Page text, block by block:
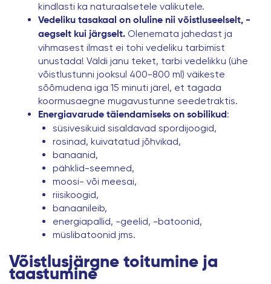
kindlasti ka naturaalsetele valikutele.
Vedeliku tasakaal on oluline nii võistluseelselt, -
aegselt kui järgselt. Olenemata jahedast ja
vihmasest ilmast ei tohi vedeliku tarbimist
unustada! Väldi janu teket, tarbi vedelikku (ühe
võistlustunni jooksul 400-800 ml) väikeste
sõõmudena iga 15 minuti järel, et tagada
koormusaegne mugavustunne seedetraktis.
Energiavarude täiendamiseks on sobilikud:
süsivesikuid sisaldavad spordijoogid,
rosinad, kuivatatud jõhvikad,
banaanid,
pähklid-seemned,
moosi- või meesai,
riisikoogid,
banaanileib,
energiapallid, -geelid, -batoonid,
müslibatoonid jms.
Võistlusjärgne toitumine ja
taastumine